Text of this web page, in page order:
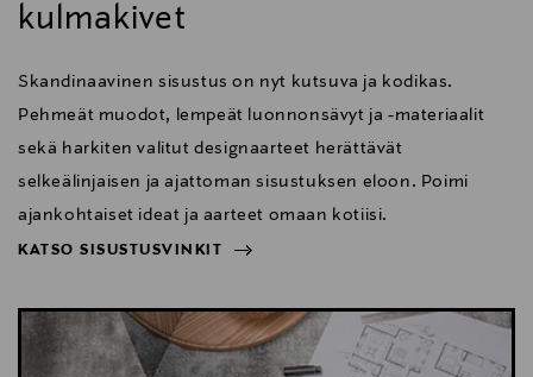
kulmakivet
Skandinaavinen sisustus on nyt kutsuva ja kodikas.
Pehmeät muodot, lempeät luonnonsävyt ja -materiaalit
sekä harkiten valitut designaarteet herättävät
selkeälinjaisen ja ajattoman sisustuksen eloon. Poimi
ajankohtaiset ideat ja aarteet omaan kotiisi.
KATSO SISUSTUSVINKIT
KATSO SISUSTUSVINKIT